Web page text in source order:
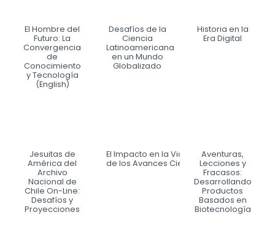
El Hombre del
Futuro: La
Convergencia
de
Conocimiento
y Tecnología
(English)
Desafíos de la
Ciencia
Latinoamericana
en un Mundo
Globalizado
Historia en la
Era Digital
Jesuitas de
América del
Archivo
Nacional de
Chile On-Line:
Desafíos y
Proyecciones
El Impacto en la Vida Moderna
de los Avances Científicos y Tecnológicos
Aventuras,
Lecciones y
Fracasos:
Desarrollando
Productos
Basados en
Biotecnología